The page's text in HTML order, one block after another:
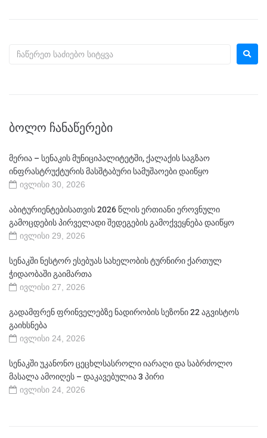
ᲑᲝᲚᲝ ᲩᲐᲜᲐᲬᲔᲠᲔᲑᲘ
მერია – სენაკის მუნიციპალიტეტში, ქალაქის საგზაო
ინფრასტრუქტურის მასშტაბური სამუშაოები დაიწყო
ივლისი 30, 2026
აბიტურიენტებისათვის 2026 წლის ერთიანი ეროვნული
გამოცდების პირველადი შედეგების გამოქვეყნება დაიწყო
ივლისი 29, 2026
სენაკში ნესტორ ესებუას სახელობის ტურნირი ქართულ
ჭიდაობაში გაიმართა
ივლისი 27, 2026
გადამფრენ ფრინველებზე ნადირობის სეზონი 22 აგვისტოს
გაიხსნება
ივლისი 24, 2026
სენაკში უკანონო ცეცხლსასროლი იარაღი და საბრძოლო
მასალა ამოიღეს – დაკავებულია 3 პირი
ივლისი 24, 2026